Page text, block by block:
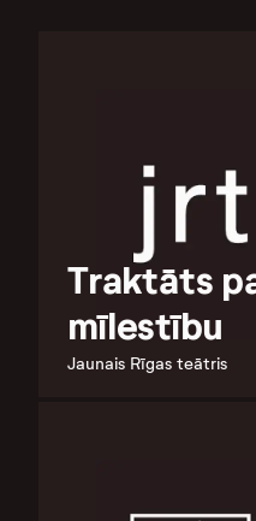
Traktāts
mīlestību
Jaunais Rīgas teātris